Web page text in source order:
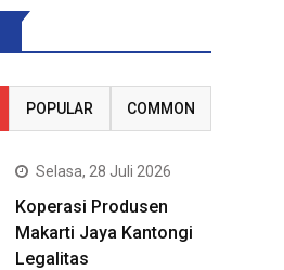
POPULAR COMMON
Selasa, 28 Juli 2026
Koperasi Produsen
Makarti Jaya Kantongi
Legalitas